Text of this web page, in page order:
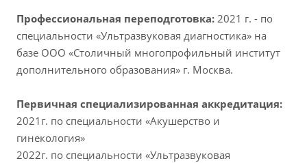
Профессиональная переподготовка: 2021 г. - по
специальности «Ультразвуковая диагностика» на
базе ООО «Столичный многопрофильный институт
дополнительного образования» г. Москва.
Первичная специализированная аккредитация:
2021г. по специальности «Акушерство и
гинекология»
2022г. по специальности «Ультразвуковая